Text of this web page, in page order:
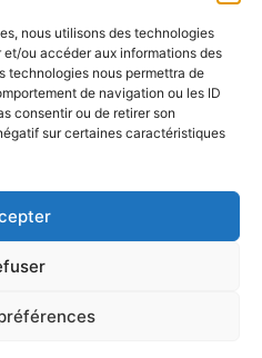
nous utilisons des technologies
ou accéder aux informations des
technologies nous permettra de
de navigation ou les ID
consentir ou de retirer son
sur certaines caractéristiques